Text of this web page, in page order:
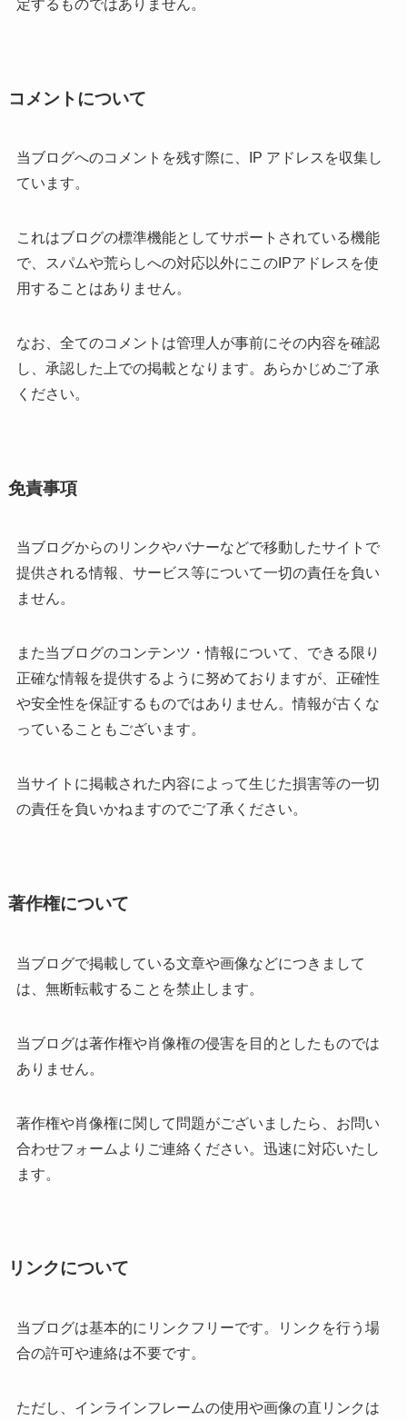
定するものではありません。
コメントについて
当ブログへのコメントを残す際に、IP アドレスを収集し
ています。
これはブログの標準機能としてサポートされている機能
で、スパムや荒らしへの対応以外にこのIPアドレスを使
用することはありません。
なお、全てのコメントは管理人が事前にその内容を確認
し、承認した上での掲載となります。あらかじめご了承
ください。
免責事項
当ブログからのリンクやバナーなどで移動したサイトで
提供される情報、サービス等について一切の責任を負い
ません。
また当ブログのコンテンツ・情報について、できる限り
正確な情報を提供するように努めておりますが、正確性
や安全性を保証するものではありません。情報が古くな
っていることもございます。
当サイトに掲載された内容によって生じた損害等の一切
の責任を負いかねますのでご了承ください。
著作権について
当ブログで掲載している文章や画像などにつきまして
は、無断転載することを禁止します。
当ブログは著作権や肖像権の侵害を目的としたものでは
ありません。
著作権や肖像権に関して問題がございましたら、お問い
合わせフォームよりご連絡ください。迅速に対応いたし
ます。
リンクについて
当ブログは基本的にリンクフリーです。リンクを行う場
合の許可や連絡は不要です。
ただし、インラインフレームの使用や画像の直リンクは